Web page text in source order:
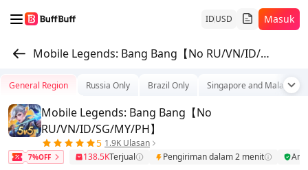
IDUSD Masuk
Mobile Legends: Bang Bang【No RU/VN/ID/SG/MY/PH】
General Region Russia Only Brazil Only Singapore and Malaysia
Mobile Legends: Bang Bang【No
RU/VN/ID/SG/MY/PH】
5 1.9K Ulasan
7%OFF 138.5KTerjual Pengiriman dalam 2 menit